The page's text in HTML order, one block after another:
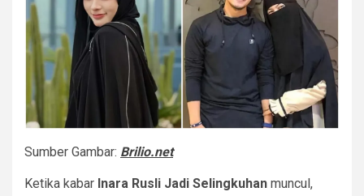
Sumber Gambar: Brilio.net
Ketika kabar Inara Rusli Jadi Selingkuhan muncul,